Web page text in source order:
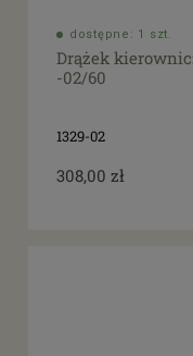
dostępne: 1 szt.
Drążek
-02/60
1329-02
308,00 zł